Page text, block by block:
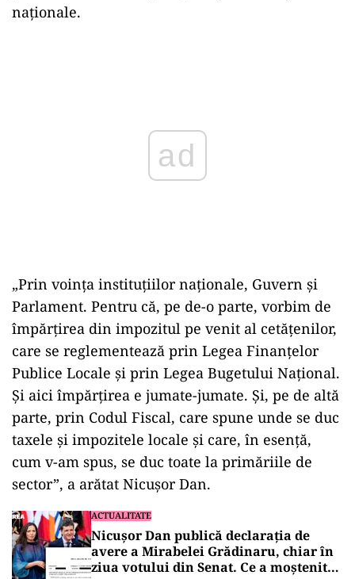
naţionale.
„Prin voinţa instituţiilor naţionale, Guvern şi
Parlament. Pentru că, pe de-o parte, vorbim de
împărţirea din impozitul pe venit al cetăţenilor,
care se reglementează prin Legea Finanţelor
Publice Locale şi prin Legea Bugetului Naţional.
Şi aici împărţirea e jumate-jumate. Şi, pe de altă
parte, prin Codul Fiscal, care spune unde se duc
taxele şi impozitele locale şi care, în esenţă,
cum v-am spus, se duc toate la primăriile de
sector”, a arătat Nicuşor Dan.
ACTUALITATE
Nicușor Dan publică declarația de
avere a Mirabelei Grădinaru, chiar în
ziua votului din Senat. Ce a moștenit